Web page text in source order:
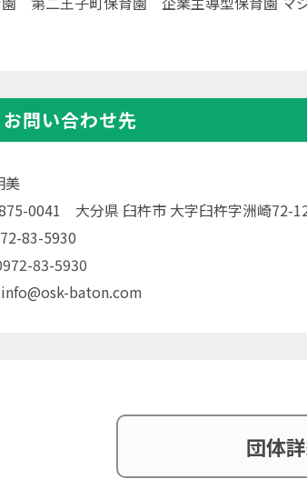
問い合わせ先
0041 大分県 臼杵市 大字臼杵字洲崎72-
83-5930
83-5930
baton.com
団体